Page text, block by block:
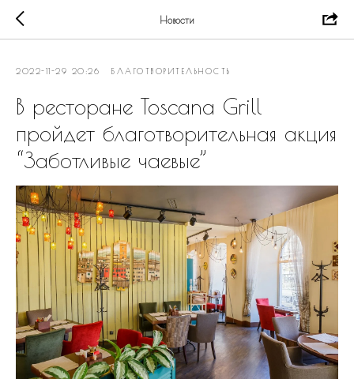
Новости
2022-11-29 20:26 БЛАГОТВОРИТЕЛЬНОСТЬ
В ресторане Toscana Grill
пройдет благотворительная акция
“Заботливые чаевые”